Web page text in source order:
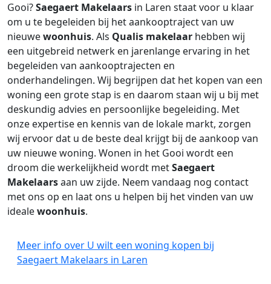
Gooi?Saegaert Makelaars in Laren staat voor u klaar
om u te begeleiden bij het aankooptraject van uw
nieuwewoonhuis. Als Qualis makelaar hebben wij
een uitgebreid netwerk en jarenlange ervaring in het
begeleiden van aankooptrajecten en
onderhandelingen. Wij begrijpen dat het kopen van een
woning een grote stap is en daarom staan wij u bij met
deskundig advies en persoonlijke begeleiding. Met
onze expertise en kennis van de lokale markt, zorgen
wij ervoor dat u de beste deal krijgt bij de aankoop van
uw nieuwe woning. Wonen in het Gooi wordt een
droom die werkelijkheid wordt metSaegaert
Makelaarsaan uw zijde. Neem vandaag nog contact
met ons op en laat ons u helpen bij het vinden van uw
idealewoonhuis.
Meer info over U wilt een woning kopen bij
Saegaert Makelaars in Laren